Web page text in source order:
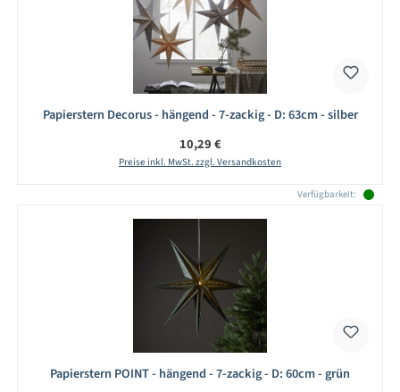
Papierstern Decorus - hängend - 7-zackig - D: 63cm - silber
Regulärer Preis:
10,29 €
Preise inkl. MwSt. zzgl. Versandkosten
Verfügbarkeit:
Papierstern POINT - hängend - 7-zackig - D: 60cm - grün